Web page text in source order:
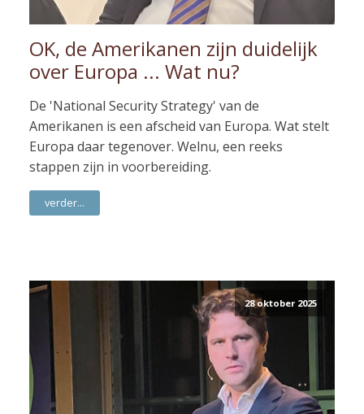
OK, de Amerikanen zijn duidelijk
over Europa ... Wat nu?
De 'National Security Strategy' van de
Amerikanen is een afscheid van Europa. Wat stelt
Europa daar tegenover. Welnu, een reeks
stappen zijn in voorbereiding.
verder...
28 oktober 2025